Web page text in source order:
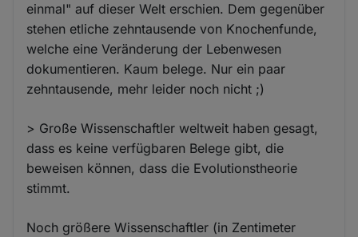
einmal" auf dieser Welt erschien. Dem gegenüber
stehen etliche zehntausende von Knochenfunde,
welche eine Veränderung der Lebenwesen
dokumentieren. Kaum belege. Nur ein paar
zehntausende, mehr leider noch nicht ;)
> Große Wissenschaftler weltweit haben gesagt,
dass es keine verfügbaren Belege gibt, die
beweisen können, dass die Evolutionstheorie
stimmt.
Noch größere Wissenschaftler (in Zentimeter